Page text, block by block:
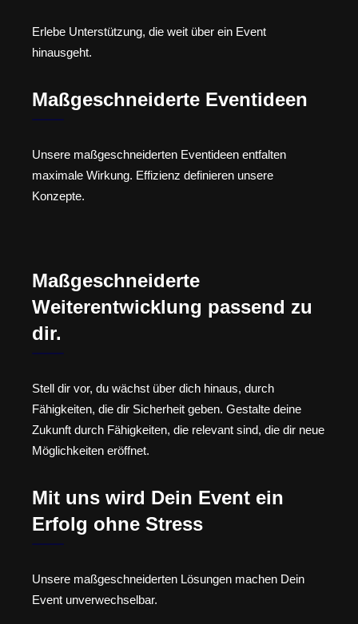
Erlebe Unterstützung, die weit über ein Event
hinausgeht.
Maßgeschneiderte Eventideen
Unsere maßgeschneiderten Eventideen entfalten
maximale Wirkung. Effizienz definieren unsere
Konzepte.
Maßgeschneiderte
Weiterentwicklung passend zu
dir.
Stell dir vor, du wächst über dich hinaus, durch
Fähigkeiten, die dir Sicherheit geben. Gestalte deine
Zukunft durch Fähigkeiten, die relevant sind, die dir neue
Möglichkeiten eröffnet.
Mit uns wird Dein Event ein
Erfolg ohne Stress
Unsere maßgeschneiderten Lösungen machen Dein
Event unverwechselbar.